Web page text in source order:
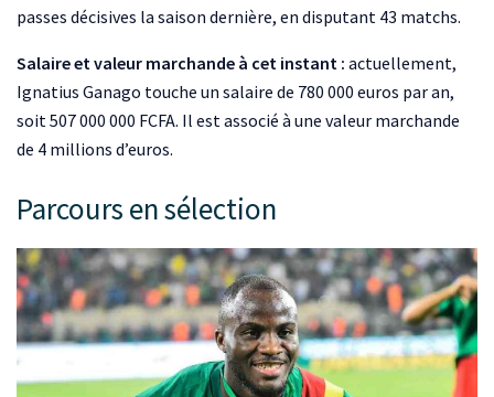
passes décisives la saison dernière, en disputant 43 matchs.
Salaire et valeur marchande à cet instant : actuellement,
Ignatius Ganago touche un salaire de 780 000 euros par an,
soit 507 000 000 FCFA. Il est associé à une valeur marchande
de 4 millions d’euros.
Parcours en sélection